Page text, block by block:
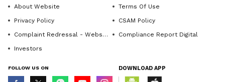
JioMotive డ్రైవింగ్ పద్ధతిని కూడా విశ్లేషిస్తుంది. అధిక
వేగం, స‌డ‌న్‌ బ్రేకింగ్, వేగంగా యాక్సిలరేషన్, హఠాత్తుగా
మలుపులు తిప్పడం వంటి అంశాలపై అలర్ట్‌లు పంపుతుంది.
గత ప్రయాణాల వివరాలను కూడా పరిశీలించవచ్చు.
About Website
Terms Of Use
Privacy Policy
CSAM Policy
Complaint Redressal - Website
Compliance Report Digital
Investors
FOLLOW US ON DOWNLOAD APP